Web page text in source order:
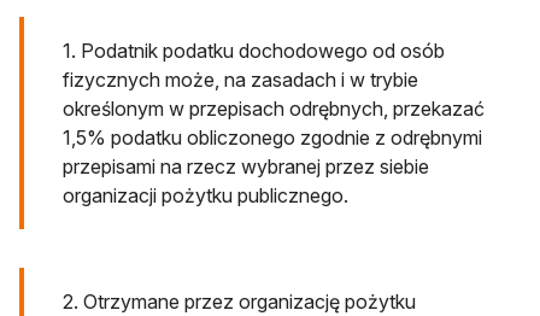
1. Podatnik podatku dochodowego od osób
fizycznych może, na zasadach i w trybie
określonym w przepisach odrębnych, przekazać
1,5% podatku obliczonego zgodnie z odrębnymi
przepisami na rzecz wybranej przez siebie
organizacji pożytku publicznego.
2. Otrzymane przez organizację pożytku